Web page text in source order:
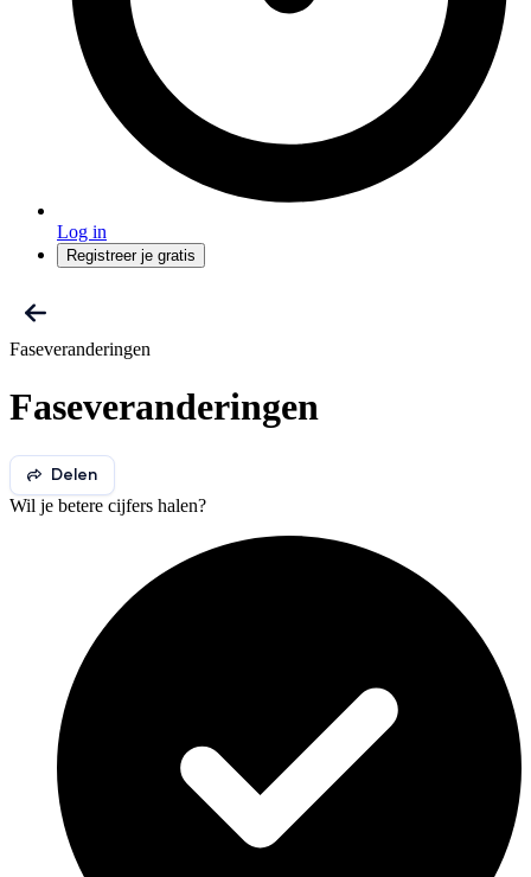
Log in
Registreer je gratis
Faseveranderingen
Faseveranderingen
Delen
Wil je betere cijfers halen?